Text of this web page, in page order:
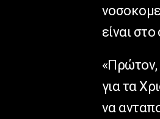
είναι
«Πρώτον,
για τα
να